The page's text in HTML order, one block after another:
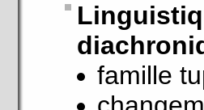
famille